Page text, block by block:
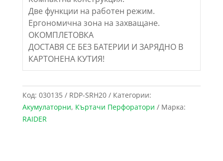
Две функции на работен режим.
Ергономична зона на захващане.
ОКОМПЛЕТОВКА
ДОСТАВЯ СЕ БЕЗ БАТЕРИИ И ЗАРЯДНО В
КАРТОНЕНА КУТИЯ!
Код: 030135 / RDP-SRH20
Категории:
Акумулаторни, Къртачи Перфоратори
Марка:
RAIDER